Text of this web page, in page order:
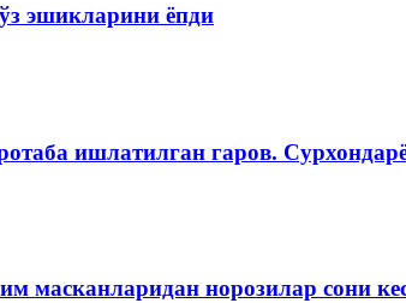
эшикларини ёпди
ишлатилган гаров.
масканларидан норозилар сони